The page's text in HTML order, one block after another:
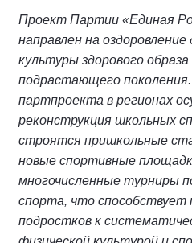
Проект Партии «Единая
направлен на
культуры здорового образа
подрастающего
партпроекта в регионах
реконструкция школьных
строятся пришкольные
новые спортивные
многочисленные турниры
спорта, что
подростков к